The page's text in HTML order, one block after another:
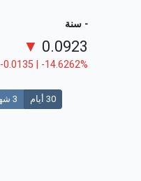
- سنة
0.0923
▼
-0.0135 | -14.6262%
30 أيام 3 شهور